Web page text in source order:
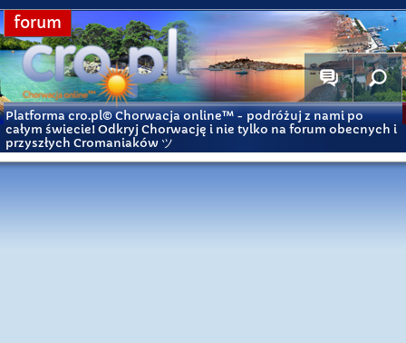
forum
Platforma cro.pl© Chorwacja online™ - podróżuj z nami po
całym świecie! Odkryj Chorwację i nie tylko na forum obecnych i
przyszłych Cromaniaków ツ